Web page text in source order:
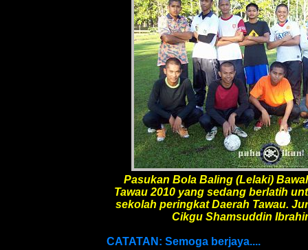
Pasukan Bola Baling (Lelaki)
Tawau 2010 yang sedang berlatih
sekolah peringkat Daerah Tawau.
Cikgu Shamsuddin
CATATAN: Semoga berjaya....